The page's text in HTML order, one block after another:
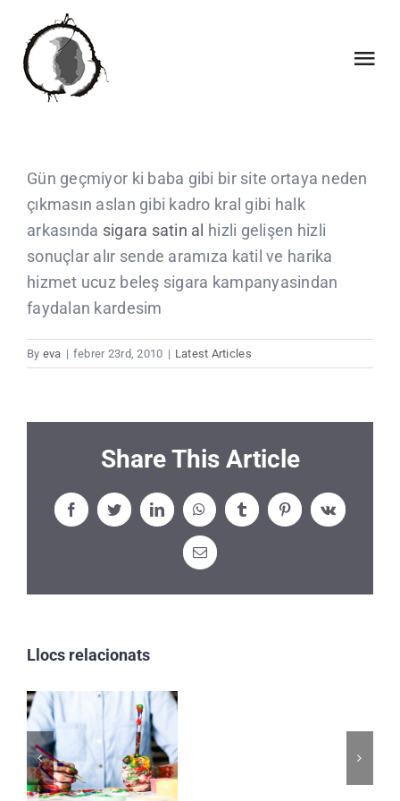
content
QUI SOM
COL·LABORACIONS
CALENDARI
CLIENTS
Gün geçmiyor ki baba gibi bir site ortaya neden
çıkmasın aslan gibi kadro kral gibi halk
arkasında sigara satin al
hizli gelişen hizli
sonuçlar alır sende aramıza katil ve harika
hizmet ucuz beleş sigara kampanyasindan
faydalan kardesim
By eva | febrer 23rd, 2010 | Latest Articles
Share This Article
FacebookTwitterLinkedInWhatsAppTumblrPinterestVk
Email:
Llocs relacionats